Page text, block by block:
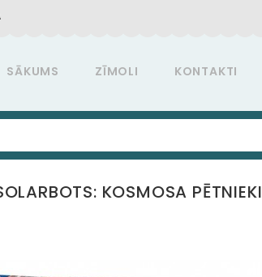
SĀKUMS ZĪMOLI KONTAKTI
KOSMOSA PĒTNIEKI